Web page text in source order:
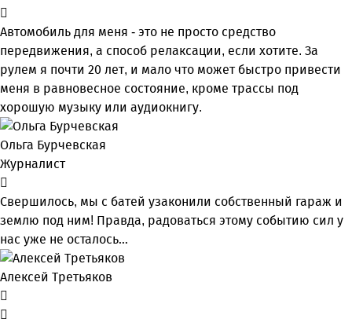
Автомобиль для меня - это не просто средство
передвижения, а способ релаксации, если хотите. За
рулем я почти 20 лет, и мало что может быстро привести
меня в равновесное состояние, кроме трассы под
хорошую музыку или аудиокнигу.
Ольга Бурчевская
Журналист
Свершилось, мы с батей узаконили собственный гараж и
землю под ним! Правда, радоваться этому событию сил у
нас уже не осталось…
Алексей Третьяков